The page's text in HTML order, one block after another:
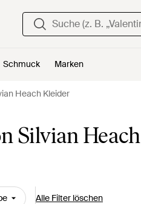
Schmuck Marken
Heach Kleider
Silvian Heach
Alle Filter löschen